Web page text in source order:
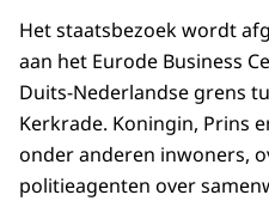
Het staatsbezoek wordt
aan het Eurode Business
Duits-Nederlandse grens
Kerkrade. Koningin, Prins
onder anderen inwoners,
politieagenten over